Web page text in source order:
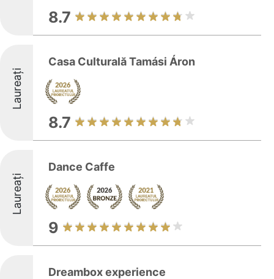
8.7
Laureați
Casa Culturală Tamási Áron
8.7
Laureați
Dance Caffe
9
Dreambox experience